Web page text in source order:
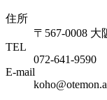
住所
〒567-0008
TEL
072-641-9590
E-mail